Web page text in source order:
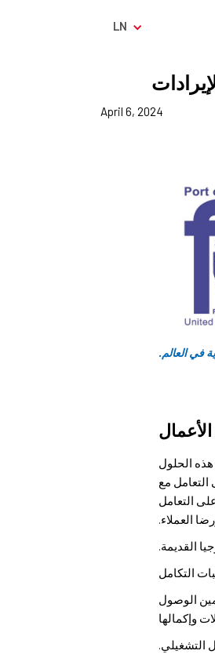
LN
April 6, 2024
في العالم.
تم تطويره على مدار 20 عامًا. كانت هذه الحلول
التعامل مع
التعامل
القديمة.
الوصول
وإكمالها
التشغيلي.